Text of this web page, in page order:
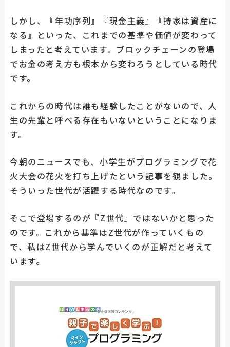
しかし、『年功序列』『現金主義』『持家は資産に
なる』といった、これまでの基準や価値が変わって
しまったと考えています。ブロックチェーンの登場
でお金の考え方も根本から変わろうとしている時代
です。
これからの時代は誰も経験したことがないので、人
生の先輩と呼べる存在もいないということになりま
す。
今朝のニュースでも、小学生がプログラミングで花
火大会の花火を打ち上げたという記事を観ました。
そういった世代が活躍する時代なのです。
そこで登場するのが『Z世代』ではないかと思った
のです。これから基準はZ世代が作っていくもの
で、私はZ世代から学んでいくのが正解だと考えて
います。